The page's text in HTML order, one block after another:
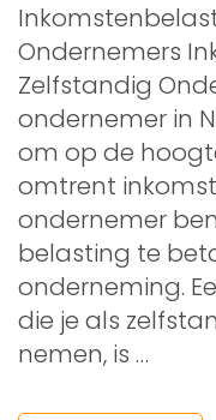
Ondernemers
Zelfstandig
ondernemer in
om op de
omtrent
ondernemer
belasting te
onderneming.
die je als
nemen, is …